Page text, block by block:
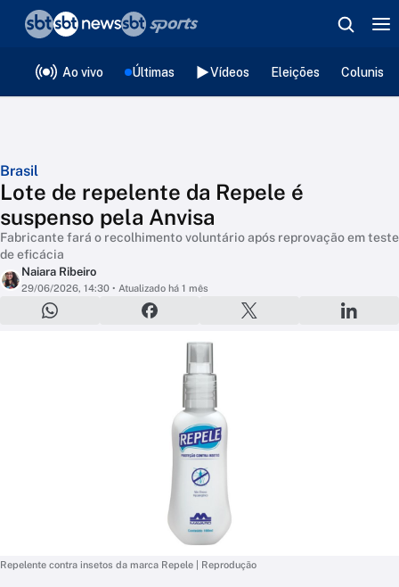
Ao vivo Últimas Vídeos Eleições
Brasil
Lote de repelente da Repele é
suspenso pela Anvisa
Fabricante fará o recolhimento voluntário após reprovação em teste
de eficácia
Naiara Ribeiro
29/06/2026, 14:30 • Atualizado há 1 mês
Repelente contra insetos da marca Repele | Reprodução
❮voltar
Editorias